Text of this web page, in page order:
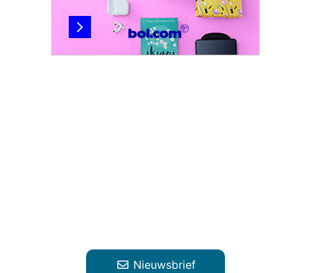
Nieuwsbrief